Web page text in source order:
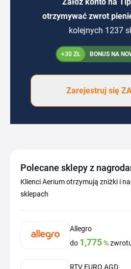
otrzymywać zwrot
kolejnych 1237
+30 ZŁ BONUS NA
Zarejestruj się
Polecane sklepy z
Klienci Aerium otrzymują zniżki i
sklepach
Allegro
do 1,775%
RTV EURO AGD